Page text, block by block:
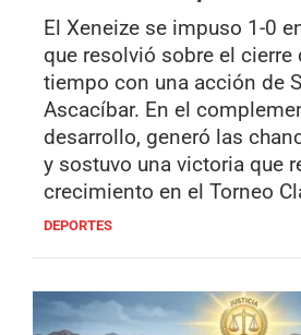
El Xeneize se impuso 1-0
que resolvió sobre el cierre
tiempo con una acción de
Ascacíbar. En el
desarrollo, generó las
y sostuvo una victoria que
crecimiento en el Torneo
DEPORTES